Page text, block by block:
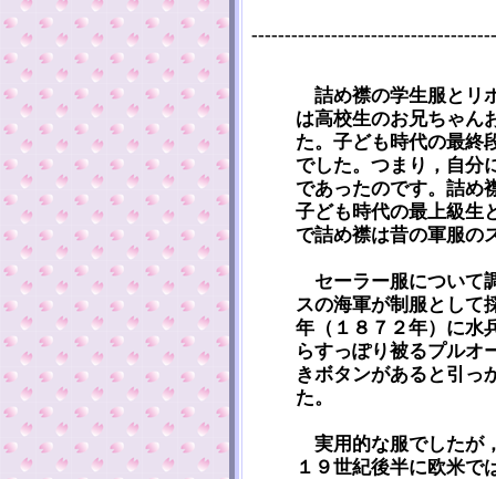
詰め襟の学生服とリ
は高校生のお兄ちゃん
た。子ども時代の最終
でした。つまり，自分
であったのです。詰め
子ども時代の最上級生
で詰め襟は昔の軍服の
セーラー服について
スの海軍が制服として
年（１８７２年）に水
らすっぽり被るプルオ
きボタンがあると引っ
た。
実用的な服でしたが
１９世紀後半に欧米で